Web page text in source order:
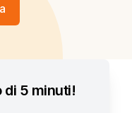
di 5 minuti!